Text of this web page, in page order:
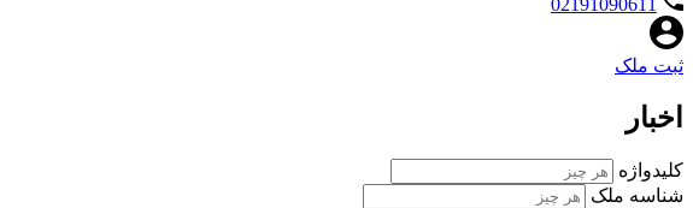
02191090611
ثبت ملک
اخبار
کلیدواژه
شناسه ملک